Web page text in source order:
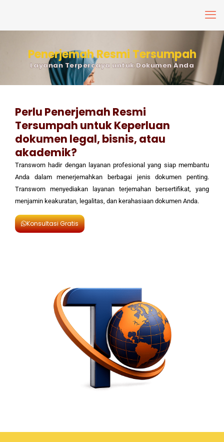
Penerjemah Resmi Tersumpah
Layanan Terpercaya untuk Dokumen Anda
Perlu Penerjemah Resmi
Tersumpah untuk Keperluan
dokumen legal, bisnis, atau
akademik?
Transworn hadir dengan layanan profesional yang siap membantu
Anda dalam menerjemahkan berbagai jenis dokumen penting.
Transworn menyediakan layanan terjemahan bersertifikat, yang
menjamin keakuratan, legalitas, dan kerahasiaan dokumen Anda.
Konsultasi Gratis